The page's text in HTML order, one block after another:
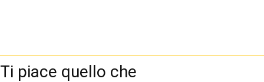
Ti piace quello che